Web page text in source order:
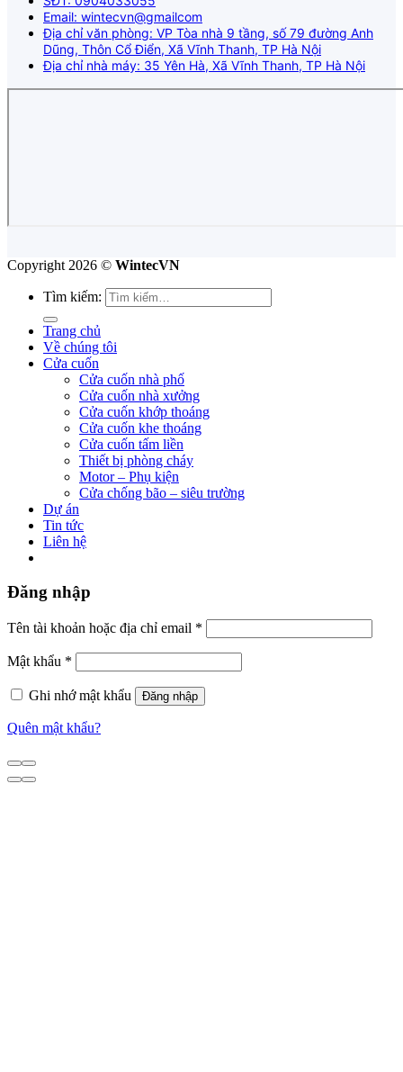
Email: wintecvn@gmailcom
Địa chỉ văn phòng: VP Tòa nhà 9 tầng, số 79 đường Anh
Dũng, Thôn Cổ Điển, Xã Vĩnh Thanh, TP Hà Nội
Địa chỉ nhà máy: 35 Yên Hà, Xã Vĩnh Thanh, TP Hà Nội
Copyright 2026 © WintecVN
Tìm kiếm:
Trang chủ
Về chúng tôi
Cửa cuốn
Cửa cuốn nhà phố
Cửa cuốn nhà xưởng
Cửa cuốn khớp thoáng
Cửa cuốn khe thoáng
Cửa cuốn tấm liền
Thiết bị phòng cháy
Motor – Phụ kiện
Cửa chống bão – siêu trường
Dự án
Tin tức
Liên hệ
Đăng nhập
Tên tài khoản hoặc địa chỉ email *
Mật khẩu *
Ghi nhớ mật khẩu Đăng nhập
Quên mật khẩu?